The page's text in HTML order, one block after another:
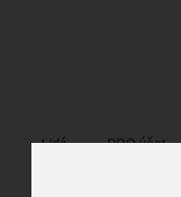
Lidé PRO účet